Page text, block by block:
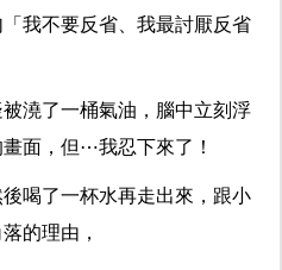
我不要反省、我最討厭反省
澆了一桶氣油，腦中立刻浮
面，但⋯我忍下來了！
喝了一杯水再走出來，跟小
的理由，